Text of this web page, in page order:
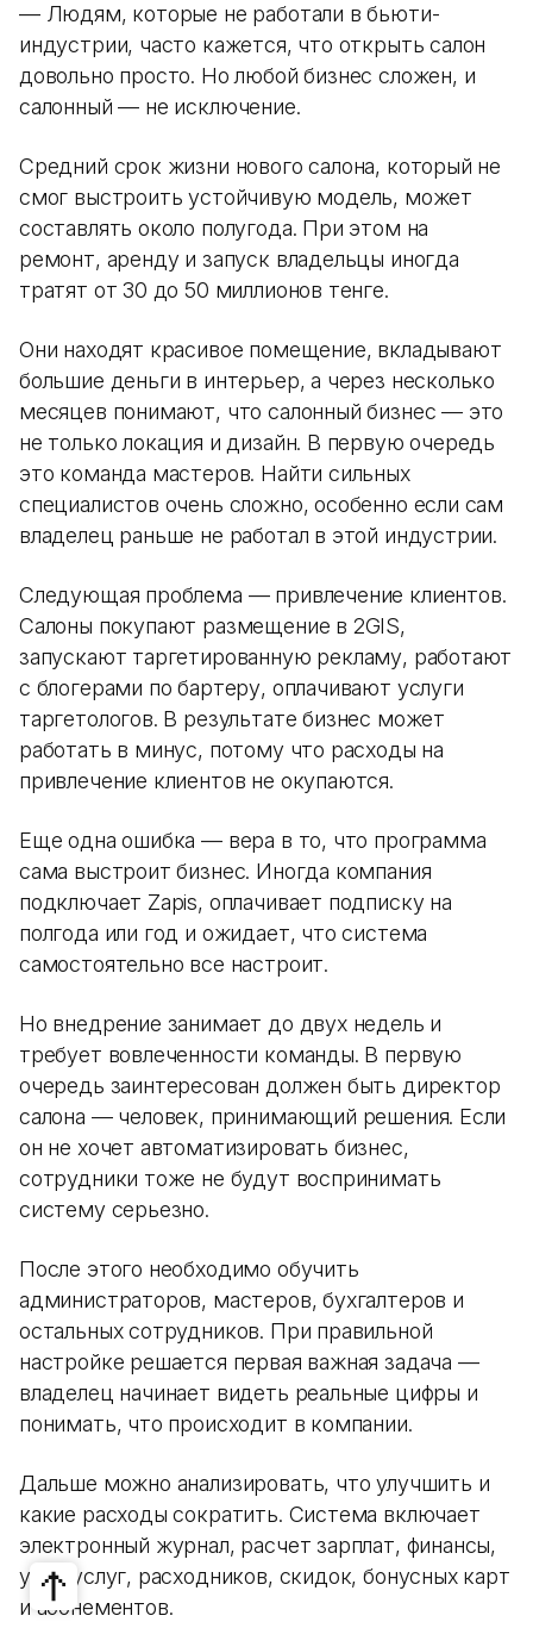
— Людям, которые не работали в бьюти-
индустрии, часто кажется, что открыть салон
довольно просто. Но любой бизнес сложен, и
салонный — не исключение.
Средний срок жизни нового салона, который не
смог выстроить устойчивую модель, может
составлять около полугода. При этом на
ремонт, аренду и запуск владельцы иногда
тратят от 30 до 50 миллионов тенге.
Они находят красивое помещение, вкладывают
большие деньги в интерьер, а через несколько
месяцев понимают, что салонный бизнес — это
не только локация и дизайн. В первую очередь
это команда мастеров. Найти сильных
специалистов очень сложно, особенно если сам
владелец раньше не работал в этой индустрии.
Следующая проблема — привлечение клиентов.
Салоны покупают размещение в 2GIS,
запускают таргетированную рекламу, работают
с блогерами по бартеру, оплачивают услуги
таргетологов. В результате бизнес может
работать в минус, потому что расходы на
привлечение клиентов не окупаются.
Еще одна ошибка — вера в то, что программа
сама выстроит бизнес. Иногда компания
подключает Zapis, оплачивает подписку на
полгода или год и ожидает, что система
самостоятельно все настроит.
Но внедрение занимает до двух недель и
требует вовлеченности команды. В первую
очередь заинтересован должен быть директор
салона — человек, принимающий решения. Если
он не хочет автоматизировать бизнес,
сотрудники тоже не будут воспринимать
систему серьезно.
После этого необходимо обучить
администраторов, мастеров, бухгалтеров и
остальных сотрудников. При правильной
настройке решается первая важная задача —
владелец начинает видеть реальные цифры и
понимать, что происходит в компании.
Дальше можно анализировать, что улучшить и
какие расходы сократить. Система включает
электронный журнал, расчет зарплат, финансы,
учет услуг, расходников, скидок, бонусных карт
и абонементов.